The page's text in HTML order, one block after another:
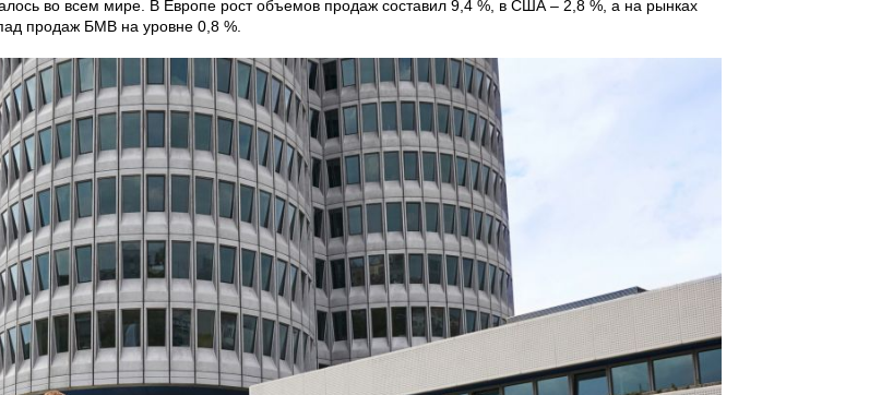
во всем мире. В Европе рост объемов продаж составил 9,4 %, в США – 2,8 %, а на рынках
продаж БМВ на уровне 0,8 %.